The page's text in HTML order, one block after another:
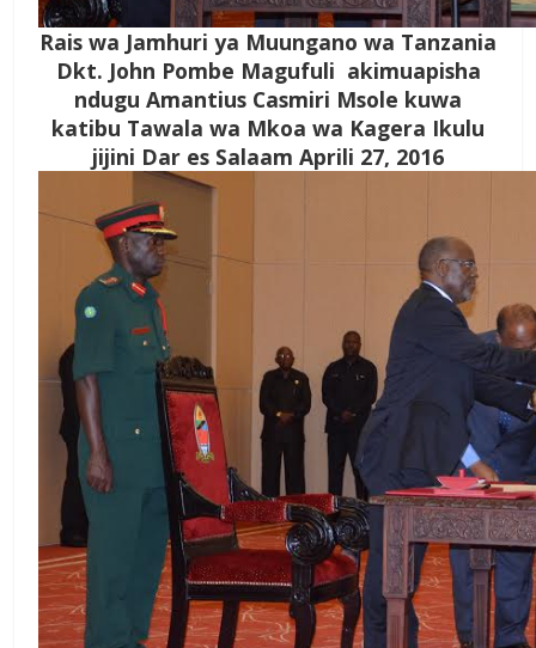
Rais wa Jamhuri ya Muungano wa Tanzania
Dkt. John Pombe Magufuli akimuapisha
ndugu Amantius Casmiri Msole kuwa
katibu Tawala wa Mkoa wa Kagera Ikulu
jijini Dar es Salaam Aprili 27, 2016